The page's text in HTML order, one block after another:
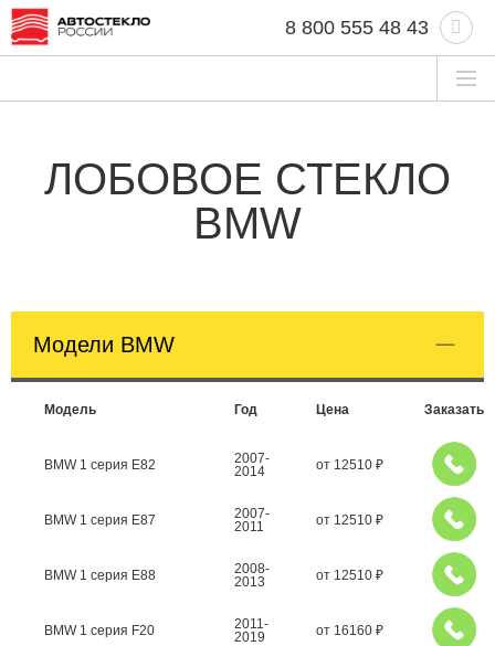
8 800 555 48 43
ЛОБОВОЕ СТЕКЛО
BMW
Модели BMW
Модель Год Цена Заказать
BMW 1 серия E82
2007-
2014
от 12510 ₽
BMW 1 серия E87
2007-
2011
от 12510 ₽
BMW 1 серия E88
2008-
2013
от 12510 ₽
BMW 1 серия F20
2011-
2019
от 16160 ₽